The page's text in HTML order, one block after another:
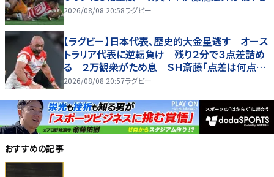
2026/08/08 20:58ラグビー
【ラグビー】日本代表、歴史的大金星逃す オース
トラリア代表に逆転負け 残り２分で３点差詰め
る ２万観衆がため息 ＳＨ斎藤「点差は何点で
も負けは負け」…前半にＳＯ伊藤龍が先制トライ、
2026/08/08 20:57ラグビー
おすすめの記事